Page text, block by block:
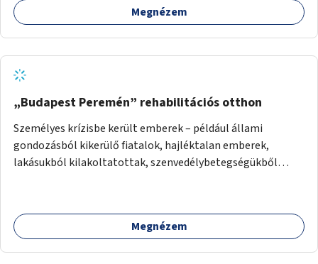
Megnézem
„Budapest Peremén” rehabilitációs otthon
Személyes krízisbe került emberek – például állami
gondozásból kikerülő fiatalok, hajléktalan emberek,
lakásukból kilakoltatottak, szenvedélybetegségükből
civil/szakmai szervezeti háttérrel. A program a közvetlen
segítségen, biztonságnyújtáson kívül gazdálkodásba is
Megnézem